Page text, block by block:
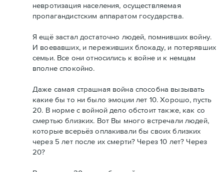
невротизация населения, осуществляемая
пропагандистским аппаратом государства.
Я ещё застал достаточно людей, помнивших войну.
И воевавших, и переживших блокаду, и потерявших
семьи. Все они относились к войне и к немцам
вполне спокойно.
Даже самая страшная война способна вызывать
какие бы то ни было эмоции лет 10. Хорошо, пусть
20. В норме с войной дело обстоит также, как со
смертью близких. Вот Вы много встречали людей,
которые всерьёз оплакивали бы своих близких
через 5 лет после их смерти? Через 10 лет? Через
20?